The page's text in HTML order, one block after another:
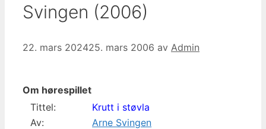
Svingen (2006)
22. mars 202425. mars 2006 av Admin
Om hørespillet
Tittel:
Krutt i støvla
Av:
Arne Svingen